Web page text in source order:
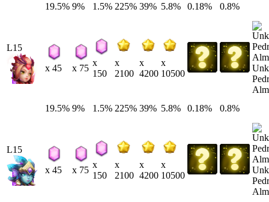
19.5% 9% 1.5% 225% 39% 5.8% 0.18% 0.8%
L15
x 45 x 75
x
150
x
2100
x
4200
x
10500
19.5% 9% 1.5% 225% 39% 5.8% 0.18% 0.8%
L15
x 45 x 75
x
150
x
2100
x
4200
x
10500